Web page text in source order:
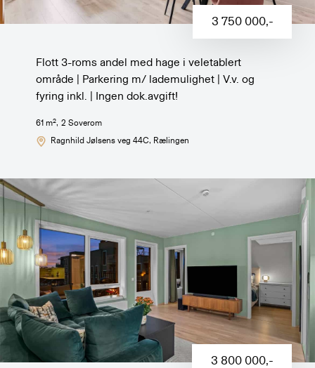
3 750 000,-
Flott 3-roms andel med hage i veletablert
område | Parkering m/ lademulighet | V.v. og
fyring inkl. | Ingen dok.avgift!
61 m2, 2 Soverom
Ragnhild Jølsens veg 44C, Rælingen
3 800 000,-